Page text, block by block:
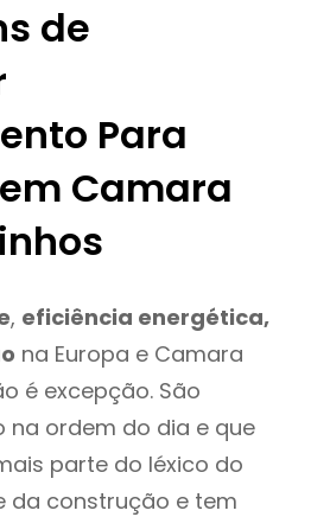
de
Para
Camara
, eficiência energética,
na Europa e Camara
é excepção. São
na ordem do dia e que
parte do léxico do
da construção e tem